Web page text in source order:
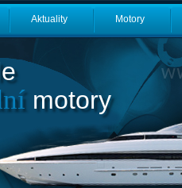
Aktuality Motory
motory